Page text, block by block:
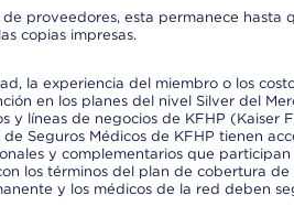
proveedores, esta permanece hasta
copias impresas.
la experiencia del miembro o los
en los planes del nivel Silver del
y líneas de negocios de KFHP (Kaiser
Seguros Médicos de KFHP tienen
y complementarios que
los términos del plan de cobertura de
y los médicos de la red deben